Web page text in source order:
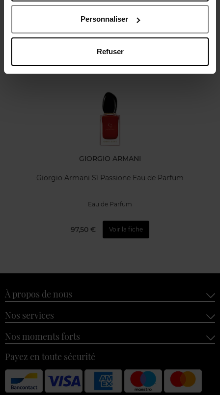
Personnaliser
Refuser
Oublié quelque chose ?
GIORGIO ARMANI
Giorgio Armani Sì Passione Eau de Parfum
Eau de Parfum
97,50 € Voir la fiche
À propos de nous
Nos services
Nos moments forts
Payez en toute sécurité